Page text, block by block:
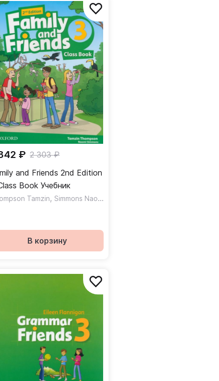
₽ 2 303 ₽
and Friends 2nd Edition
3 Class Book Учебник
Tamzin, Simmons Naomi
В корзину